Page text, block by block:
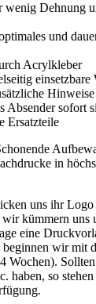
wenig Dehnung
und
Acrylkleber
Absender sofort
Ersatzteile
in
uns ihr Logo
wir kümmern uns
eine
wir mit
Wochen).
haben, so